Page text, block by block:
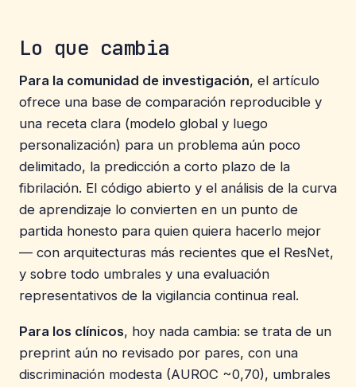
Lo que cambia
Para la comunidad de investigación, el artículo
ofrece una base de comparación reproducible y
una receta clara (modelo global y luego
personalización) para un problema aún poco
delimitado, la predicción a corto plazo de la
fibrilación. El código abierto y el análisis de la curva
de aprendizaje lo convierten en un punto de
partida honesto para quien quiera hacerlo mejor
— con arquitecturas más recientes que el ResNet,
y sobre todo umbrales y una evaluación
representativos de la vigilancia continua real.
Para los clínicos, hoy nada cambia: se trata de un
preprint aún no revisado por pares, con una
discriminación modesta (AUROC ~0,70), umbrales